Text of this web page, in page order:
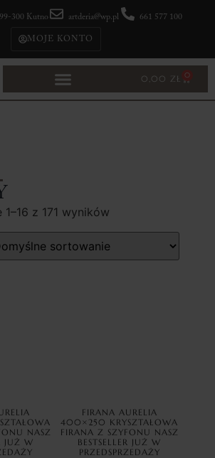
MOJE KONTO
300 Kutno artderia@wp.pl 661 577 100
0,00 ZŁ 0
z 171 wyników
NASZ
JUŻ W
FIRANA AURELIA
400×250 KRYSZTAŁOWA
FIRANA Z SZYFONU NASZ
BESTSELLER JUŻ W
PRZEDSPRZEDAŻY